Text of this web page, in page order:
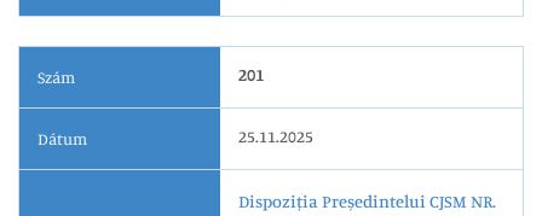
Szám 201
Dátum 25.11.2025
Dispoziția Președintelui CJSM NR.